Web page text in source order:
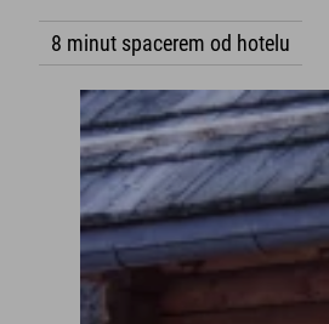
8 minut spacerem od hotelu